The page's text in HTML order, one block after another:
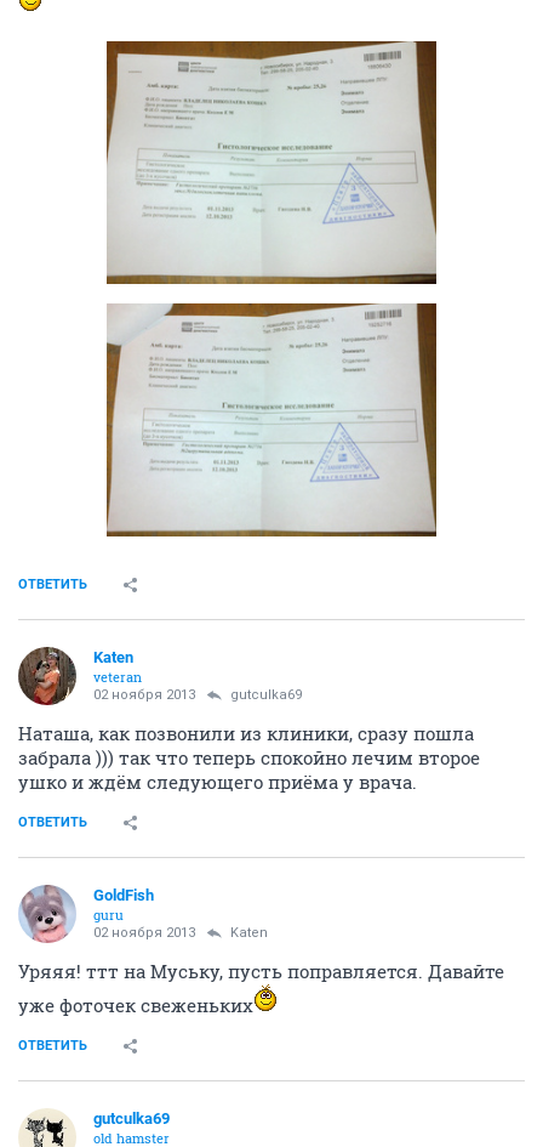
ОТВЕТИТЬ
Katen
veteran
02 ноября 2013 gutculka69
Наташа, как позвонили из клиники, сразу пошла
забрала ))) так что теперь спокойно лечим второе
ушко и ждём следующего приёма у врача.
ОТВЕТИТЬ
GoldFish
guru
02 ноября 2013 Katen
Уряяя! ттт на Муську, пусть поправляется. Давайте
уже фоточек свеженьких
ОТВЕТИТЬ
gutculka69
old hamster